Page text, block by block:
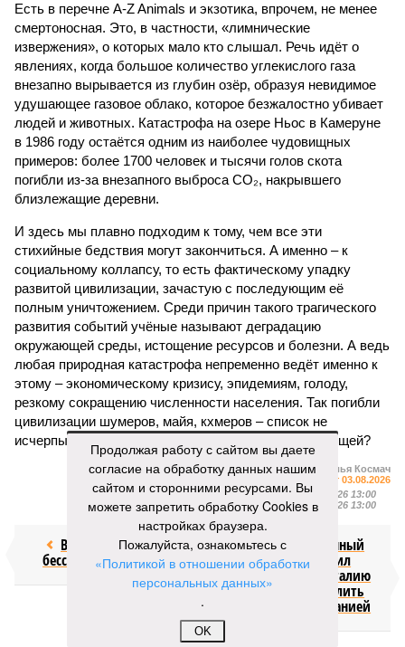
Есть в перечне A-Z Animals и экзотика, впрочем, не менее
смертоносная. Это, в частности, «лимнические
извержения», о которых мало кто слышал. Речь идёт о
явлениях, когда большое количество углекислого газа
внезапно вырывается из глубин озёр, образуя невидимое
удушающее газовое облако, которое безжалостно убивает
людей и животных. Катастрофа на озере Ньос в Камеруне
в 1986 году остаётся одним из наиболее чудовищных
примеров: более 1700 человек и тысячи голов скота
погибли из-за внезапного выброса CO₂, накрывшего
близлежащие деревни.
И здесь мы плавно подходим к тому, чем все эти
стихийные бедствия могут закончиться. А именно – к
социальному коллапсу, то есть фактическому упадку
развитой цивилизации, зачастую с последующим её
полным уничтожением. Среди причин такого трагического
развития событий учёные называют деградацию
окружающей среды, истощение ресурсов и болезни. А ведь
любая природная катастрофа непременно ведёт именно к
этому – экономическому кризису, эпидемиям, голоду,
резкому сокращению численности населения. Так погибли
цивилизации шумеров, майя, кхмеров – список не
исчерпывающий. Какая цивилизация будет следующей?
Илья Космач
Газета
«Наша версия» №29 от 03.08.2026
Опубликовано:05.08.2026 13:00
Отредактировано:05.08.2026 13:00
Возраст
бессмертия
Миграционный
кризис заставил
Францию и Италию
экстренно усилить
границу с Испанией
Продолжая работу с сайтом вы даете
согласие на обработку данных нашим
сайтом и сторонними ресурсами. Вы
можете запретить обработку Cookies в
настройках браузера.
Пожалуйста, ознакомьтесь с
«Политикой в отношении обработки
персональных данных»
.
OK